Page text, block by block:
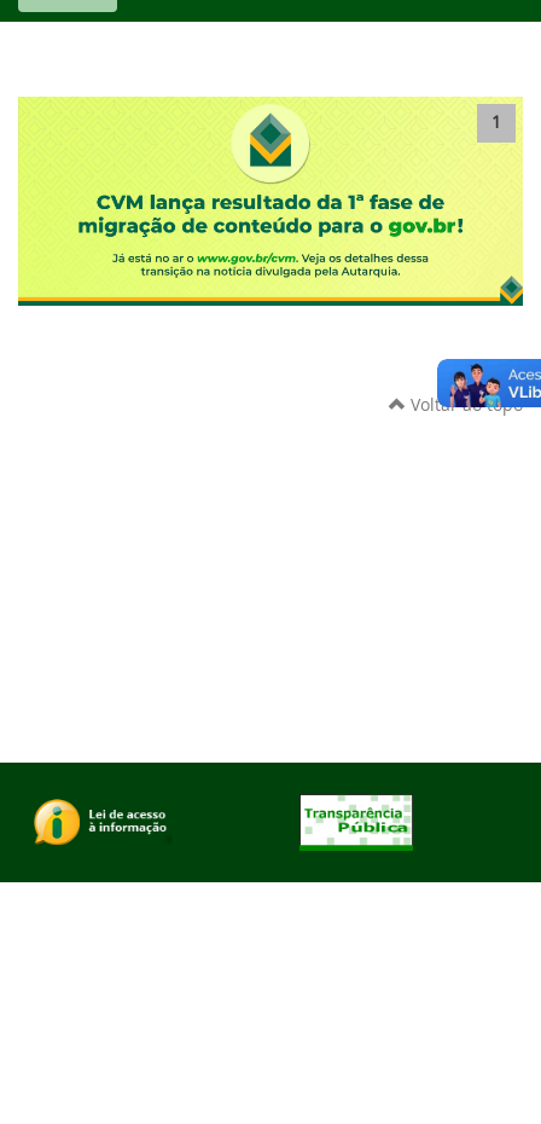
1
Voltar ao topo